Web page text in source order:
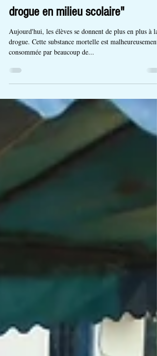
Conférence " la lutte contre la
drogue en milieu scolaire"
Aujourd'hui, les élèves se donnent de plus en plus à la
consommée par beaucoup de...